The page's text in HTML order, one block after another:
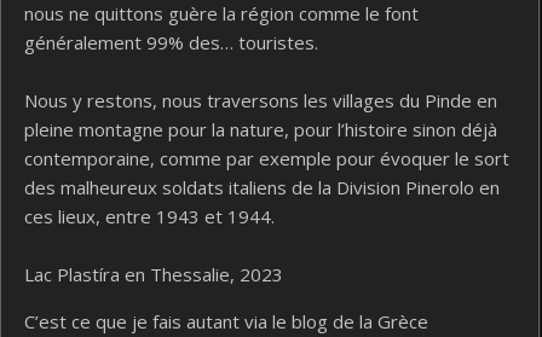
nous ne quittons guère la région comme le font
généralement 99% des… touristes.
Nous y restons, nous traversons les villages du Pinde en
pleine montagne pour la nature, pour l’histoire sinon déjà
contemporaine, comme par exemple pour évoquer le sort
des malheureux soldats italiens de la Division Pinerolo en
ces lieux, entre 1943 et 1944.
Lac Plastíra en Thessalie, 2023
C’est ce que je fais autant via le blog de la Grèce